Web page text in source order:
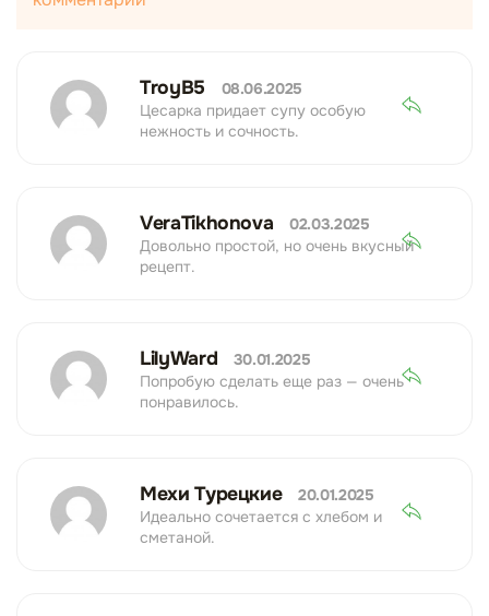
TroyB5
08.06.2025
Цесарка придает супу особую
нежность и сочность.
VeraTikhonova
02.03.2025
Довольно простой, но очень вкусный
рецепт.
LilyWard
30.01.2025
Попробую сделать еще раз — очень
понравилось.
Мехи Турецкие
20.01.2025
Идеально сочетается с хлебом и
сметаной.